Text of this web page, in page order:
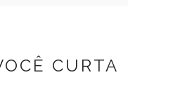
CURTA